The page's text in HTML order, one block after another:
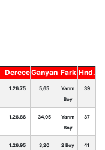
DereceGanyan Fark Hnd.
1.26.75 5,65
Yarım
Boy
39
1.26.86 34,95
Yarım
Boy
37
1.26.95 3,20 2 Boy 41